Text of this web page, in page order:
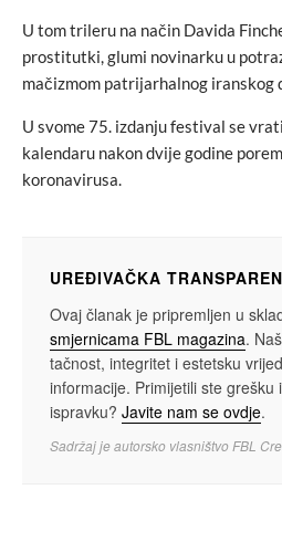
U tom trileru na način Davida
prostitutki, glumi novinarku u
mačizmom patrijarhalnog iranskog
U svome 75. izdanju festival se
kalendaru nakon dvije godine
koronavirusa.
UREĐIVAČKA
Ovaj članak je pripremljen u
smjernicama FBL magazina.
tačnost, integritet i estetsku
informacije. Primijetili ste grešku
ispravku? Javite nam se ovdje.
Sadržaj je autorsko vlasništvo FBL